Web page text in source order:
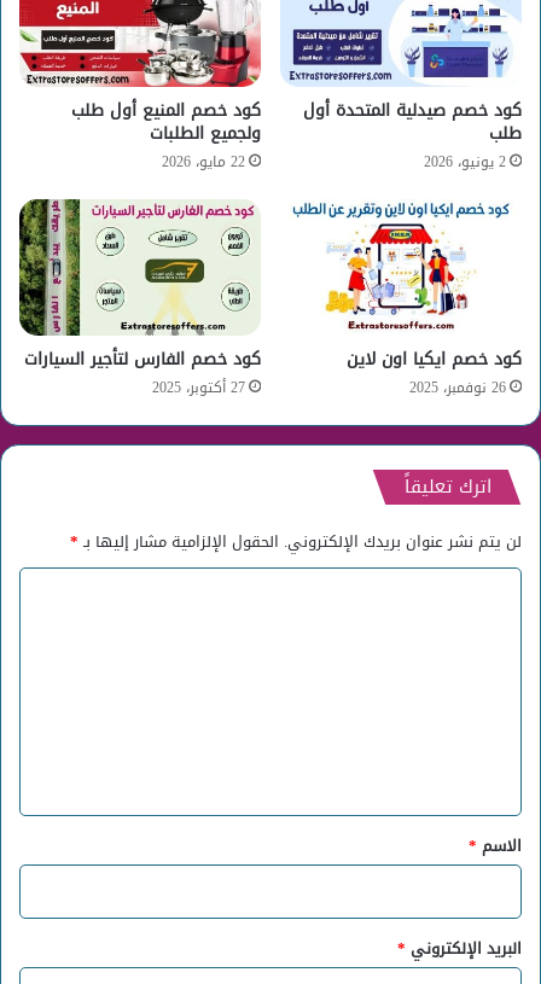
كود خصم صيدلية المتحدة أول
طلب
2 يونيو، 2026
كود خصم المنيع أول طلب
ولجميع الطلبات
22 مايو، 2026
كود خصم ايكيا اون لاين
26 نوفمبر، 2025
كود خصم الفارس لتأجير السيارات
27 أكتوبر، 2025
اترك تعليقاً
لن يتم نشر عنوان بريدك الإلكتروني. الحقول الإلزامية مشار إليها بـ*
*
الاسم *
البريد الإلكتروني *